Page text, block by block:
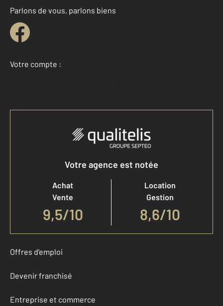
Parlons de vous, parlons biens
Votre compte :
Accéder à mon compte
Votre agence est notée
Achat
Vente
9,5/10
Location
Gestion
8,6/10
Offres d'emploi
Devenir franchisé
Entreprise et commerce